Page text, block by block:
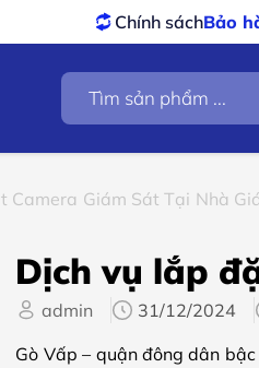
– Đổi trảtốt nhất
Tìm
kiếm
sản
Camera Giám Sát Tại Nhà
Dịch vụ lắp
admin 31/12/2024
Gò Vấp – quận đông dân